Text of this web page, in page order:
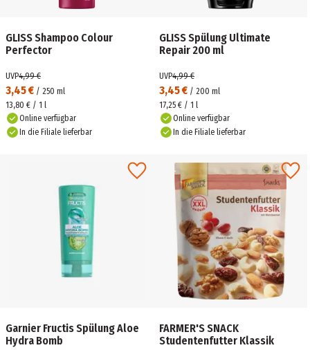
GLISS Shampoo Colour
Perfector
3,45 € / 250 ml
UVP4,99 €
13,80 € / 1 l
Online verfügbar
In die Filiale lieferbar
GLISS Spülung Ultimate
Repair 200 ml
3,45 € / 200 ml
UVP4,99 €
17,25 € / 1 l
Online verfügbar
In die Filiale lieferbar
Garnier Fructis Spülung Aloe
Hydra Bomb
FARMER'S SNACK
Studentenfutter Klassik